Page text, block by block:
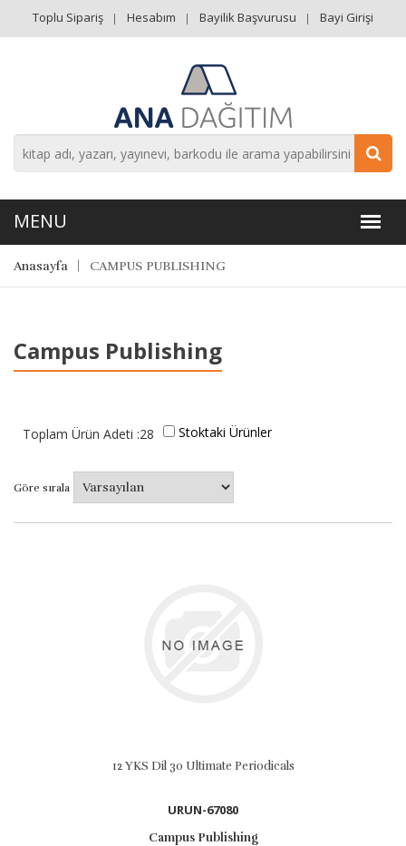
Toplu Sipariş Hesabım Bayilik Başvurusu Bayi Girişi
Anasayfa CAMPUS PUBLISHING
Campus Publishing
Toplam Ürün Adeti :28 Stoktaki Ürünler
Göre sırala
12 YKS Dil 30 Ultimate Periodicals
URUN-67080
Campus Publishing